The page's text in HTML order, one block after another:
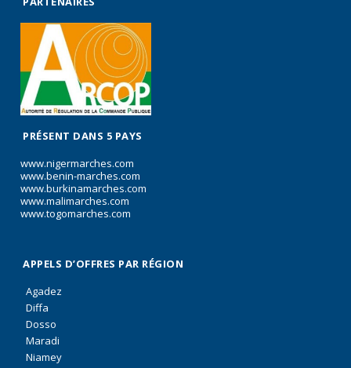
PRÉSENT DANS 5 PAYS
www.nigermarches.com
www.benin-marches.com
www.burkinamarches.com
www.malimarches.com
www.togomarches.com
APPELS D’OFFRES PAR RÉGION
Agadez
Diffa
Dosso
Maradi
Niamey